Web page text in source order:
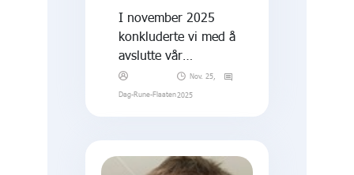
I november 2025
konkluderte vi med å
avslutte vår
pågående Tesla-sak.
Dag-Rune-Flaaten
Nov. 25,
2025